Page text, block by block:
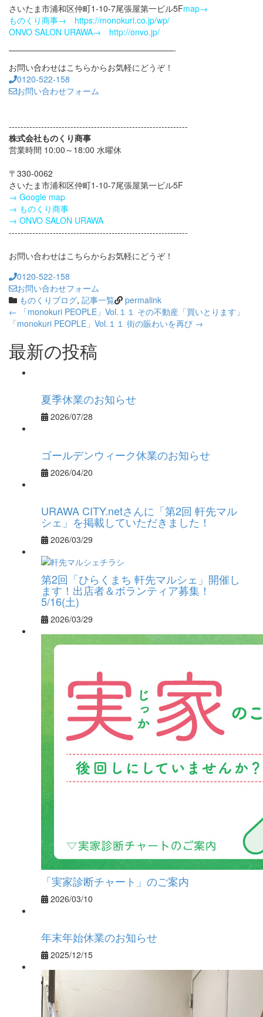
さいたま市浦和区仲町1-10-7尾張屋第一ビル5Fmap→
ものくり商事→ https://monokuri.co.jp/wp/
ONVO SALON URAWA→ http://onvo.jp/
————————————————————-
お問い合わせはこちらからお気軽にどうぞ！
0120-522-158
お問い合わせフォーム
-------------------------------------------------------------
株式会社ものくり商事
営業時間 10:00～18:00 水曜休
〒330-0062
さいたま市浦和区仲町1-10-7尾張屋第一ビル5F
→ Google map
→ ものくり商事
→ ONVO SALON URAWA
-------------------------------------------------------------
お問い合わせはこちらからお気軽にどうぞ！
0120-522-158
お問い合わせフォーム
ものくりブログ, 記事一覧 permalink
Post
navigation
← 「monokuri PEOPLE」Vol.１１ その不動産「買いとります」
「monokuri PEOPLE」Vol.１１ 街の賑わいを再び →
最新の投稿
夏季休業のお知らせ
2026/07/28
ゴールデンウィーク休業のお知らせ
2026/04/20
URAWA CITY.netさんに「第2回 軒先マル
シェ」を掲載していただきました！
2026/03/29
第2回「ひらくまち 軒先マルシェ」開催し
ます！出店者＆ボランティア募集！
5/16(土)
2026/03/29
「実家診断チャート」のご案内
2026/03/10
年末年始休業のお知らせ
2025/12/15